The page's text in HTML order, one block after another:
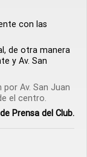
con las
de otra manera
y Av. San
por Av. San Juan
el centro.
Prensa del Club.